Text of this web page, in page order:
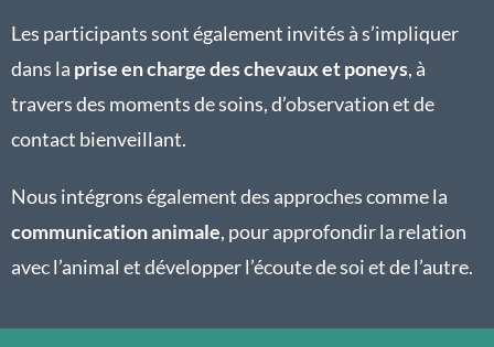
Les participants sont également invités à s’impliquer
dans la prise en charge des chevaux et poneys, à
travers des moments de soins, d’observation et de
contact bienveillant.
Nous intégrons également des approches comme la
communication animale, pour approfondir la relation
avec l’animal et développer l’écoute de soi et de l’autre.